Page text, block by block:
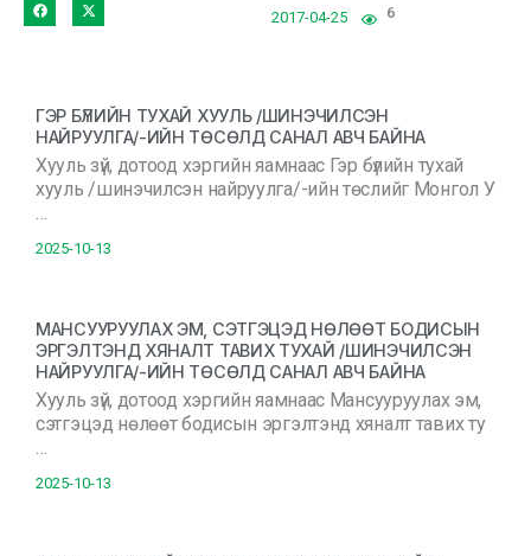
2017-04-25 6
ГЭР БҮЛИЙН ТУХАЙ ХУУЛЬ /ШИНЭЧИЛСЭН
НАЙРУУЛГА/-ИЙН ТӨСӨЛД САНАЛ АВЧ БАЙНА
Хууль зүй, дотоод хэргийн яамнаас Гэр бүлийн тухай
хууль /шинэчилсэн найруулга/-ийн төслийг Монгол У
…
2025-10-13
МАНСУУРУУЛАХ ЭМ, СЭТГЭЦЭД НӨЛӨӨТ БОДИСЫН
ЭРГЭЛТЭНД ХЯНАЛТ ТАВИХ ТУХАЙ /ШИНЭЧИЛСЭН
НАЙРУУЛГА/-ИЙН ТӨСӨЛД САНАЛ АВЧ БАЙНА
Хууль зүй, дотоод хэргийн яамнаас Мансууруулах эм,
сэтгэцэд нөлөөт бодисын эргэлтэнд хяналт тавих ту
…
2025-10-13